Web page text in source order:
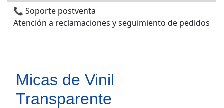
📞 Soporte postventa
Atención a reclamaciones y seguimiento de pedidos
Micas de Vinil
Transparente